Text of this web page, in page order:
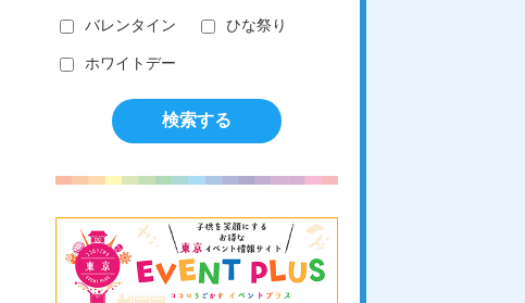
バレンタイン ひな祭り
ホワイトデー